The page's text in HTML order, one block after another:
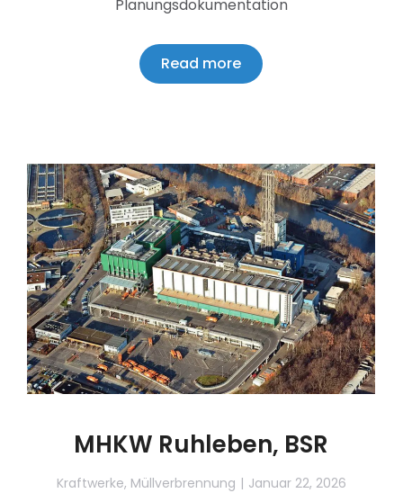
Planungsdokumentation
Read more
MHKW Ruhleben, BSR
Kraftwerke, Müllverbrennung Januar 22, 2026